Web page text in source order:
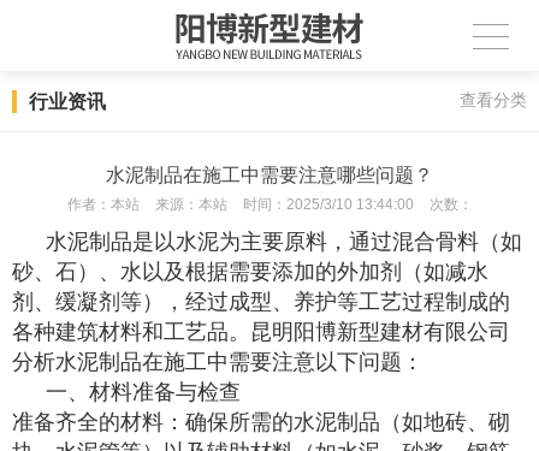
行业资讯 查看分类
水泥制品在施工中需要注意哪些问题？
作者： 本站 来源： 本站 时间： 2025/3/10 13:44:00 次数：
水泥制品是以水泥为主要原料，通过混合骨料（如
砂、石）、水以及根据需要添加的外加剂（如减水
剂、缓凝剂等），经过成型、养护等工艺过程制成的
各种建筑材料和工艺品。昆明阳博新型建材有限公司
分析水泥制品在施工中需要注意以下问题：
一、材料准备与检查
准备齐全的材料：确保所需的水泥制品（如地砖、砌